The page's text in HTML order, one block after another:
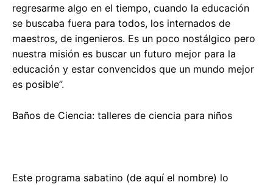
regresarme algo en el tiempo, cuando la educación
se buscaba fuera para todos, los internados de
maestros, de ingenieros. Es un poco nostálgico pero
nuestra misión es buscar un futuro mejor para la
educación y estar convencidos que un mundo mejor
es posible”.
Baños de Ciencia: talleres de ciencia para niños
Este programa sabatino (de aquí el nombre) lo